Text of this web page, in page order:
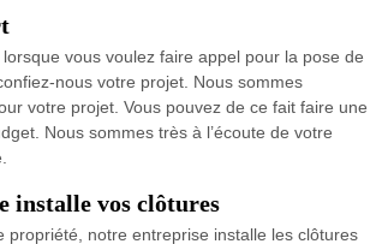
vous voulez faire appel pour la pose de
nous votre projet. Nous sommes
votre projet. Vous pouvez de ce fait faire une
Nous sommes très à l’écoute de votre
installe vos clôtures
notre entreprise installe les clôtures